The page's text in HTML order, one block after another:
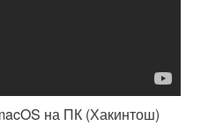
на ПК (Хакинтош)